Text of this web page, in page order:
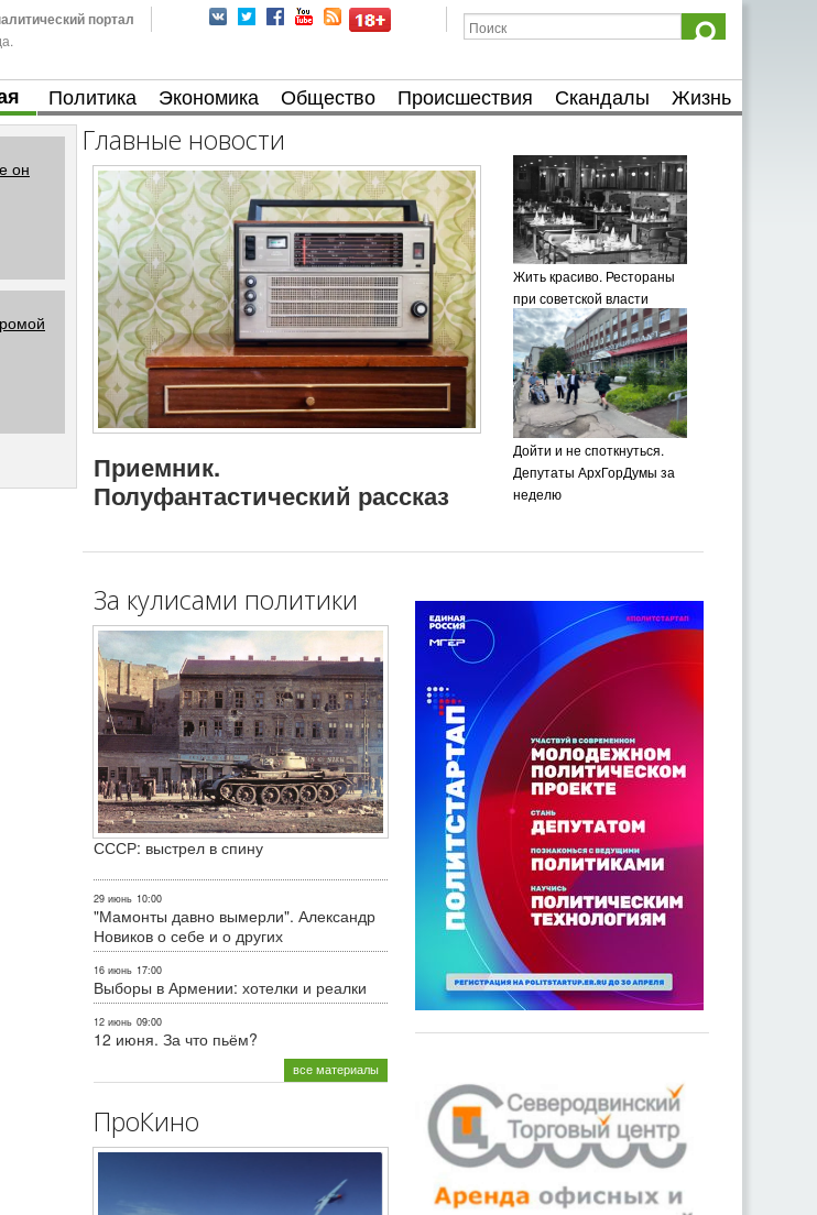
портал
Политика Экономика Общество Происшествия Скандалы Жизнь
он
Главные новости
Приемник.
Полуфантастический рассказ
Жить красиво. Рестораны
при советской власти
Дойти и не споткнуться.
Депутаты АрхГорДумы за
неделю
За кулисами политики
СССР: выстрел в спину
29 июнь 10:00
"Мамонты давно вымерли". Александр
Новиков о себе и о других
16 июнь 17:00
Выборы в Армении: хотелки и реалки
12 июнь 09:00
12 июня. За что пьём?
все материалы
ПроКино